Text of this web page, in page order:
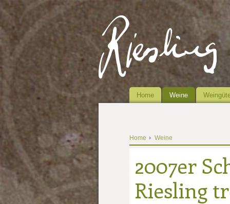
Home Weine
Home Weine
2007er
Riesling